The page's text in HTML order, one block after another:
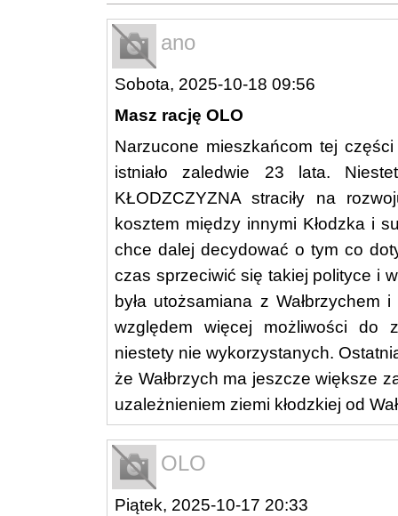
ano
Sobota, 2025-10-18 09:56
Masz rację OLO
Narzucone mieszkańcom tej
istniało zaledwie 23 lata.
KŁODZCZYZNA straciły na
kosztem między innymi Kłodzka i
chce dalej decydować o tym co
czas sprzeciwić się takiej polityce i
była utożsamiana z
względem więcej możliwości do
niestety nie wykorzystanych.
że Wałbrzych ma jeszcze większe
uzależnieniem ziemi kłodzkiej od
OLO
Piątek, 2025-10-17 20:33